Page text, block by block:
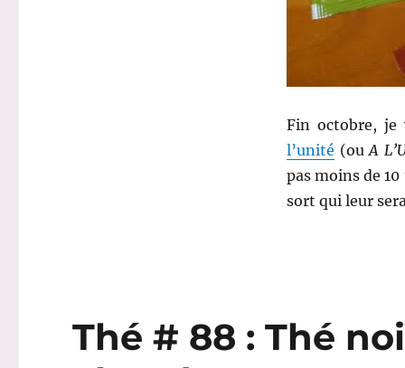
Fin octobre, je
l’unité (ouA
pas moins de
sort qui leur
Thé # 88 : Thé